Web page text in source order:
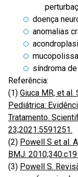
doença
anomalias
síndroma
Referência:
(1) Giuca MR, et
Pediátrica:
Tratamento.
23;2021:5591251.
(2) Powell S et al.
BMJ.
(3) Powell S.